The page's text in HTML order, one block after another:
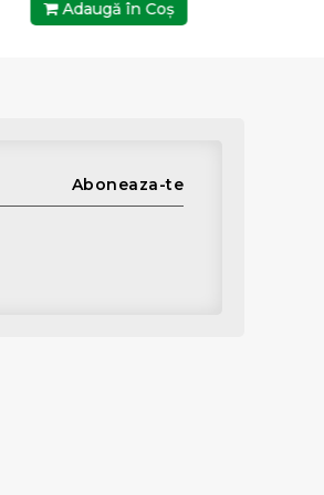
Adaugă în Coş
Aboneaza-te